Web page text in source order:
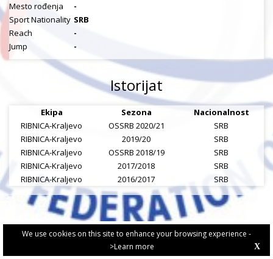
We use cookies on this site to enhance your browsing experience -
>Learn more
X
Mesto rođenja
-
Sport Nationality SRB
Reach
-
Jump
-
Istorijat
Ekipa Sezona
Nacionalnost
RIBNICA-Kraljevo
OSSRB 2020/21
SRB
RIBNICA-Kraljevo
2019/20
SRB
RIBNICA-Kraljevo
OSSRB 2018/19
SRB
RIBNICA-Kraljevo
2017/2018
SRB
RIBNICA-Kraljevo
2016/2017 SRB